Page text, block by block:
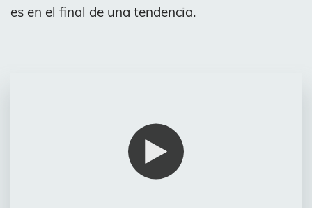
es en el final de una tendencia.